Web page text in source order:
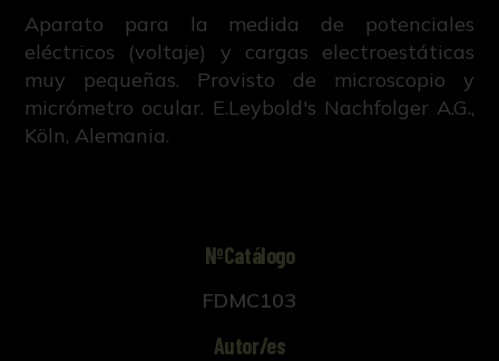
Aparato para la medida de potenciales
eléctricos (voltaje) y cargas electroestáticas
muy pequeñas. Provisto de microscopio y
micrómetro ocular. E.Leybold's Nachfolger A.G.,
Köln, Alemania.
NºCatálogo
FDMC103
Autor/es